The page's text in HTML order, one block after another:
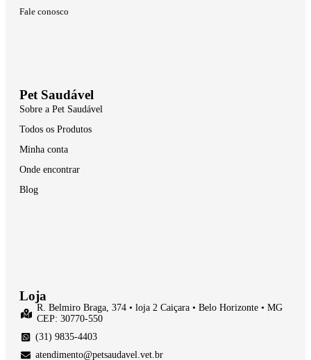
Fale conosco
Pet Saudável
Sobre a Pet Saudável
Todos os Produtos
Minha conta
Onde encontrar
Blog
Loja
R. Belmiro Braga, 374 • loja 2 Caiçara • Belo Horizonte • MG
CEP: 30770-550
(31) 9835-4403
atendimento@petsaudavel.vet.br